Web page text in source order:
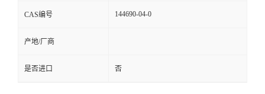
CAS编号 144690-04-0
产地/厂商
是否进口 否